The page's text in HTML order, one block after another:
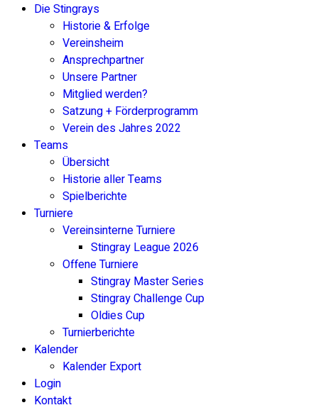
Die Stingrays
Historie & Erfolge
Vereinsheim
Ansprechpartner
Unsere Partner
Mitglied werden?
Satzung + Förderprogramm
Verein des Jahres 2022
Teams
Übersicht
Historie aller Teams
Spielberichte
Turniere
Vereinsinterne Turniere
Stingray League 2026
Offene Turniere
Stingray Master Series
Stingray Challenge Cup
Oldies Cup
Turnierberichte
Kalender
Kalender Export
Login
Kontakt